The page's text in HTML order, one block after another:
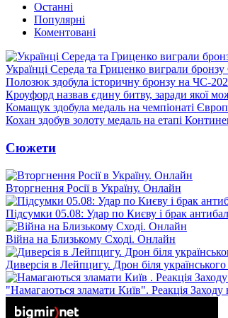
Останні
Популярні
Коментовані
Українці Середа та Гриценко виграли
Полозюк здобула історичну бронзу на ЧС-
Кроуфорд назвав єдину битву, заради якої
Комащук здобула медаль на чемпіонаті
Кохан здобув золоту медаль на етапі
Сюжети
Вторгнення Росії в Україну. Онлайн
Підсумки 05.08: Удар по Києву і брак
Війна на Близькому Сході. Онлайн
Диверсія в Лейпцигу. Дрон біля українського
"Намагаються зламати Київ". Реакція Заходу